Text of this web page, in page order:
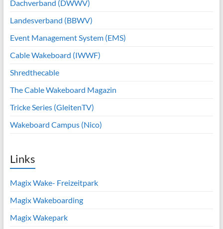
Dachverband (DWWV)
Landesverband (BBWV)
Event Management System (EMS)
Cable Wakeboard (IWWF)
Shredthecable
The Cable Wakeboard Magazin
Tricke Series (GleitenTV)
Wakeboard Campus (Nico)
Links
Magix Wake- Freizeitpark
Magix Wakeboarding
Magix Wakepark